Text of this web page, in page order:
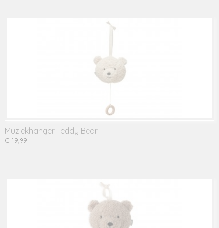
Muziekhanger Teddy Bear
€ 19,99